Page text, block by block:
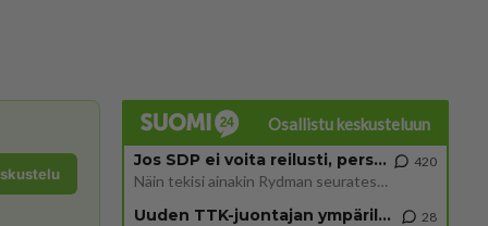
Osallistu keskusteluun
Jos SDP ei voita reilusti, persut kumoavat demokratian Suomesta
Näin tekisi ainakin Rydman seuratessaan idolinsa Trumpin mallia https://www.is.fi/politiikka/art-2000012187244.html
420
Uuden TTK-juontajan ympärillä epätietoisuus sakenee - Nyt MTV hämmentää soppaa 28